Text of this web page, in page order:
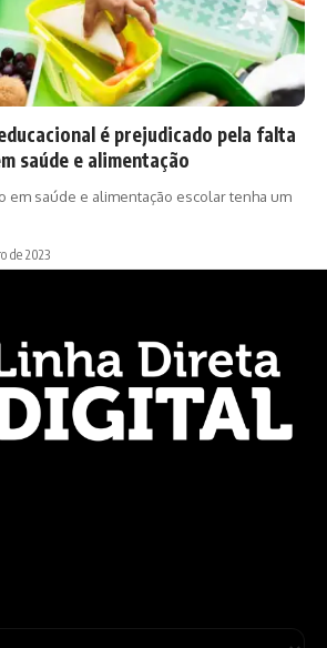
é prejudicado pela falta
saúde e alimentação
em saúde e alimentação escolar tenha um
de 2023